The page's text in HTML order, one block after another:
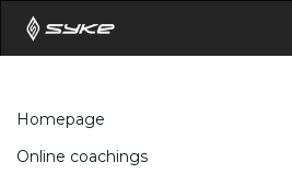
Homepage
Online coachings